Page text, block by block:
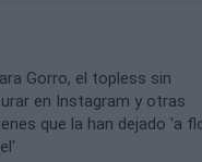
Gorro, el topless sin
en Instagram y otras
que la han dejado 'a